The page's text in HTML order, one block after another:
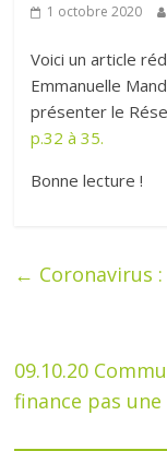
1 octobre 2020
Voici un article
Emmanuelle
présenter le
p.32 à 35.
Bonne lecture !
← Coronavirus
09.10.20
finance pas